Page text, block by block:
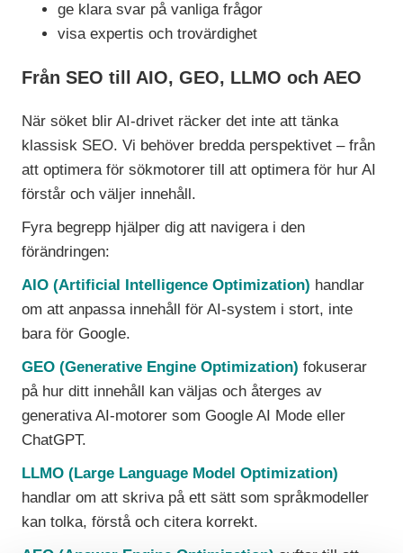
ge klara svar på vanliga frågor
visa expertis och trovärdighet
Från SEO till AIO, GEO, LLMO och AEO
När söket blir AI-drivet räcker det inte att tänka
klassisk SEO. Vi behöver bredda perspektivet – från
att optimera för sökmotorer till att optimera för hur AI
förstår och väljer innehåll.
Fyra begrepp hjälper dig att navigera i den
förändringen:
AIO (Artificial Intelligence Optimization) handlar
om att anpassa innehåll för AI-system i stort, inte
bara för Google.
GEO (Generative Engine Optimization) fokuserar
på hur ditt innehåll kan väljas och återges av
generativa AI-motorer som Google AI Mode eller
ChatGPT.
LLMO (Large Language Model Optimization)
handlar om att skriva på ett sätt som språkmodeller
kan tolka, förstå och citera korrekt.